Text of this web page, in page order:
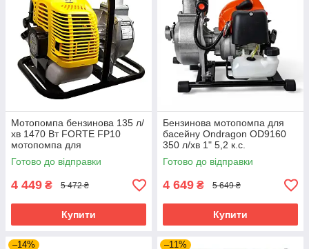
Мотопомпа бензинова 135 л/
хв 1470 Вт FORTE FP10
мотопомпа для
перекачування води
двотактна мотопомпа на
Готово до відправки
4 449 ₴ 5 472 ₴
Купити
Бензинова мотопомпа для
басейну Ondragon OD9160
350 л/хв 1" 5,2 к.с.
мотопомпа бензинова для
перекачування води
Готово до відправки
4 649 ₴ 5 649 ₴
Купити
–14% –11%